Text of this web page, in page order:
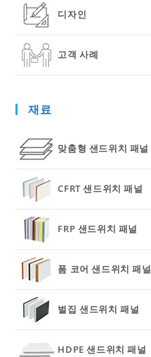
디자인
고객 사례
재료
맞춤형 샌드위치 패널
CFRT 샌드위치 패널
FRP 샌드위치 패널
폼 코어 샌드위치 패널
벌집 샌드위치 패널
HDPE 샌드위치 패널